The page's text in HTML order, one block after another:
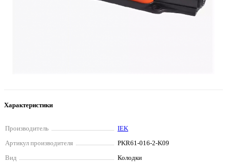
Характеристики
Производитель
IEK
Артикул производителя
PKR61-016-2-K09
Вид
Колодки